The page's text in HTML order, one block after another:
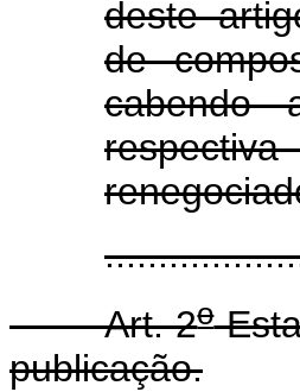
deste
de
cabendo
Art. 2o
publicação.